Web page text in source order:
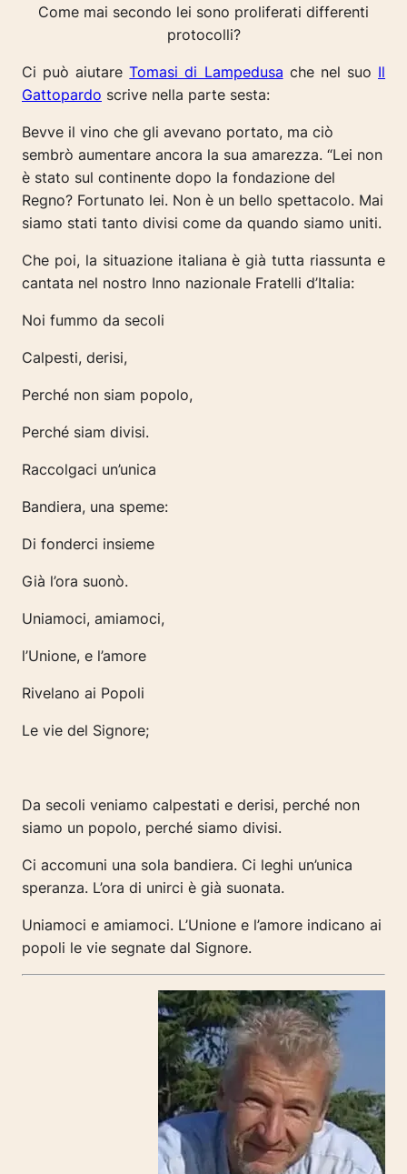
Come mai secondo lei sono proliferati differenti
protocolli?
Ci può aiutareTomasi di Lampedusa che nel suo Il
Gattopardo scrive nella parte sesta:
Bevve il vino che gli avevano portato, ma ciò
sembrò aumentare ancora la sua amarezza. “Lei non
è stato sul continente dopo la fondazione del
Regno? Fortunato lei. Non è un bello spettacolo. Mai
siamo stati tanto divisi come da quando siamo uniti.
Che poi, la situazione italiana è già tutta riassunta e
cantata nel nostro Inno nazionale Fratelli d’Italia:
Noi fummo da secoli
Calpesti, derisi,
Perché non siam popolo,
Perché siam divisi.
Raccolgaci un’unica
Bandiera, una speme:
Di fonderci insieme
Già l’ora suonò.
Uniamoci, amiamoci,
l’Unione, e l’amore
Rivelano ai Popoli
Le vie del Signore;
Da secoli veniamo calpestati e derisi, perché non
siamo un popolo, perché siamo divisi.
Ci accomuni una sola bandiera. Ci leghi un’unica
speranza. L’ora di unirci è già suonata.
Uniamoci e amiamoci. L’Unione e l’amore indicano ai
popoli le vie segnate dal Signore.